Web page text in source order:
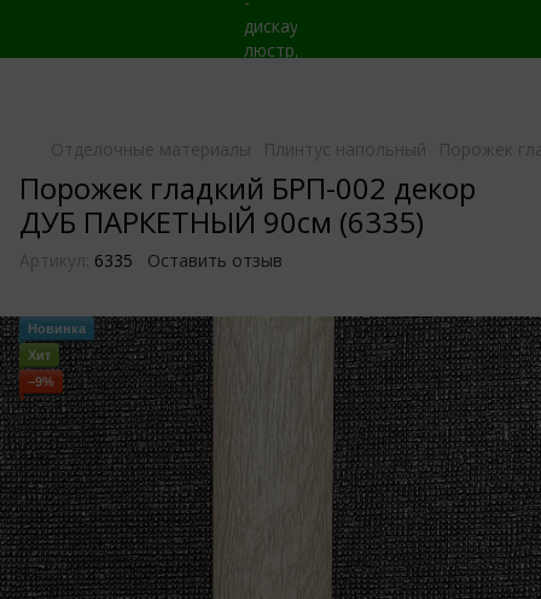
Отделочные материалы Плинтус напольный Порожек
Порожек гладкий БРП-002 декор
ДУБ ПАРКЕТНЫЙ 90см (6335)
Артикул: 6335 Оставить отзыв
Новинка
Хит
−9%